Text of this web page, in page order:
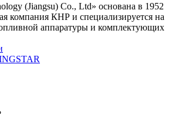
(Jiangsu) Co., Ltd» основана в 1952
компания КНР и специализируется на
аппаратуры и комплектующих